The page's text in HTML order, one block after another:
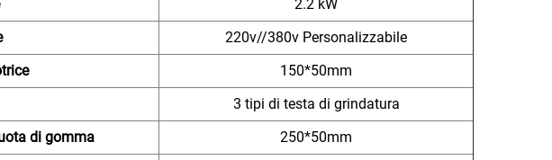
2.2 kW
220v//380v Personalizzabile
150*50mm
3 tipi di testa di grindatura
di gomma
250*50mm